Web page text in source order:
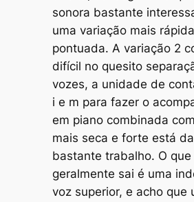
sonora bastante
uma variação mais
pontuada. A variação 2
difícil no quesito
vozes, a unidade de
i e m para fazer o
em pianocombinada
mais seca e forte está
bastante trabalho. O que
geralmente sai é uma
voz superior, e acho que